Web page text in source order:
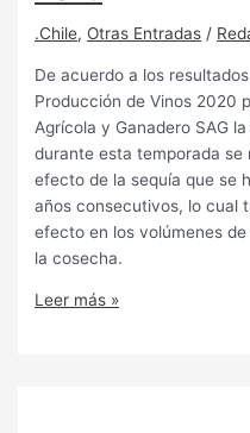
.Chile, Otras Entradas /
De acuerdo a los
Producción de Vinos 2020
Agrícola y Ganadero SAG
durante esta temporada
efecto de la sequía que se
años consecutivos, lo cual
efecto en los volúmenes
la cosecha.
Leer más »